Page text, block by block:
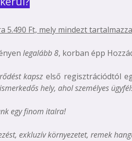
5.490 Ft, mely mindezt
legalább 8, korban épp
kapsz első regisztrációdtól
hely, ahol személyes
egy finom italra!
exkluzív környezetet, remek